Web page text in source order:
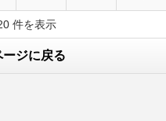
件を表示
ジに戻る